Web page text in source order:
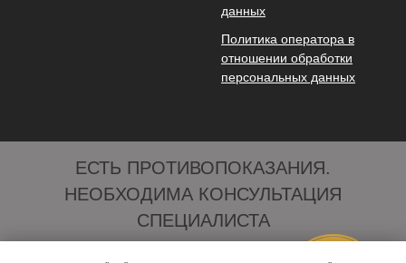
данных
Политика оператора в
отношении обработки
персональных данных
ЕСТЬ ПРОТИВОПОКАЗАНИЯ.
НЕОБХОДИМА КОНСУЛЬТАЦИЯ
СПЕЦИАЛИСТА